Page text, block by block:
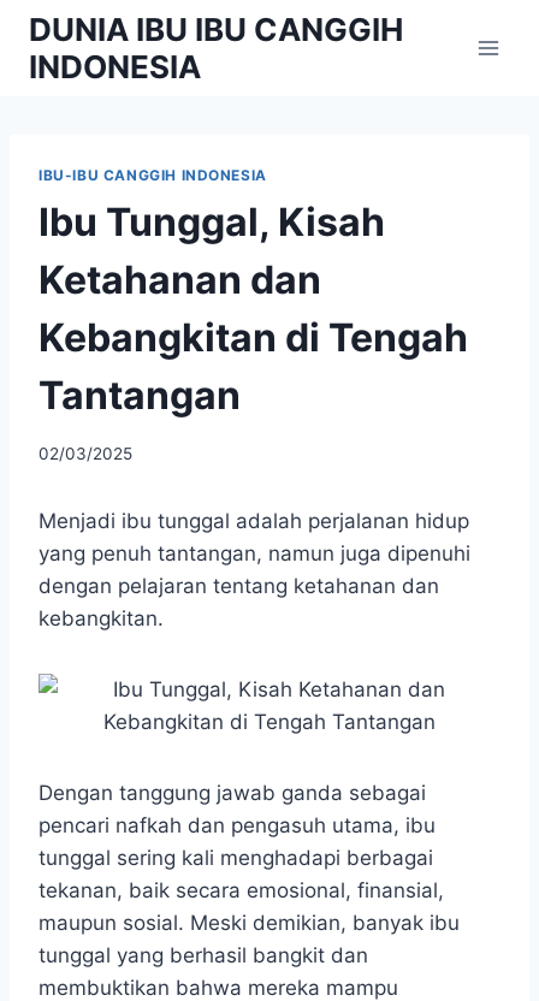
Skip
content
DUNIA IBU IBU CANGGIH
INDONESIA
IBU-IBU CANGGIH INDONESIA
Ibu Tunggal, Kisah
Ketahanan dan
Kebangkitan di Tengah
Tantangan
By
02/03/2025
Menjadi ibu tunggal adalah perjalanan hidup
yang penuh tantangan, namun juga dipenuhi
dengan pelajaran tentang ketahanan dan
kebangkitan.
Dengan tanggung jawab ganda sebagai
pencari nafkah dan pengasuh utama, ibu
tunggal sering kali menghadapi berbagai
tekanan, baik secara emosional, finansial,
maupun sosial. Meski demikian, banyak ibu
tunggal yang berhasil bangkit dan
membuktikan bahwa mereka mampu